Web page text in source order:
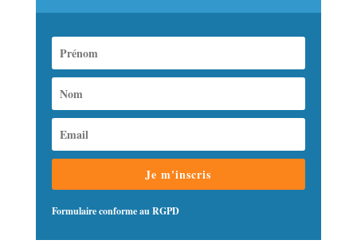
Je m'inscris
Formulaire conforme au RGPD